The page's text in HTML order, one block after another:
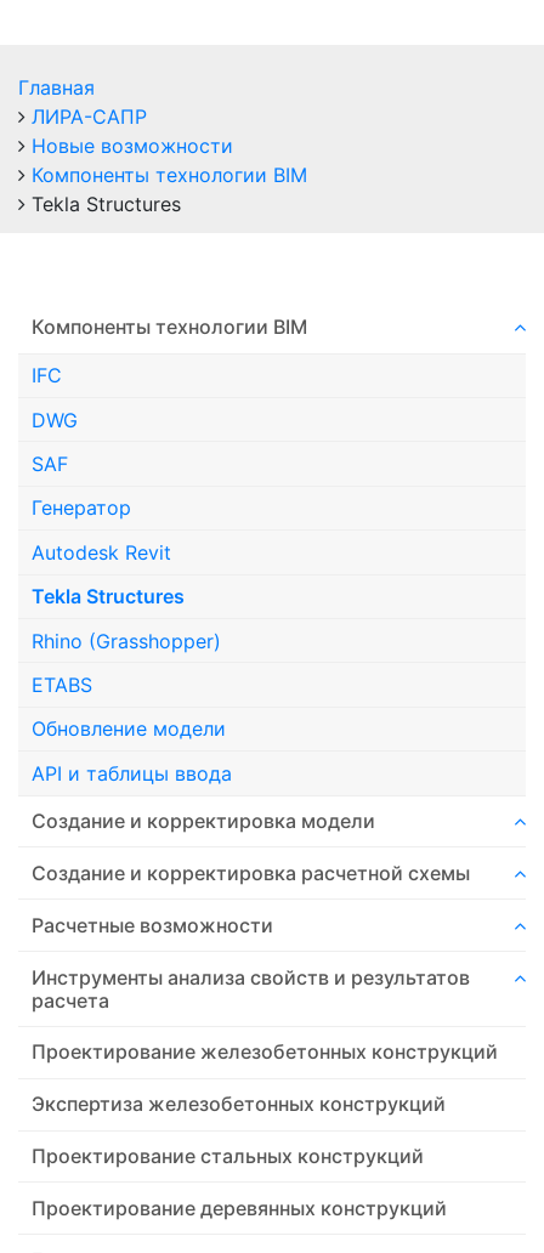
Главная
ЛИРА-САПР
Новые возможности
Компоненты технологии ВIM
Tekla Structures
Компоненты технологии ВIM
IFC
DWG
SAF
Генератор
Autodesk Revit
Tekla Structures
Rhino (Grasshopper)
ETABS
Обновление модели
API и таблицы ввода
Создание и корректировка модели
Создание и корректировка расчетной схемы
Расчетные возможности
Инструменты анализа свойств и результатов
расчета
Проектирование железобетонных конструкций
Экспертиза железобетонных конструкций
Проектирование стальных конструкций
Проектирование деревянных конструкций